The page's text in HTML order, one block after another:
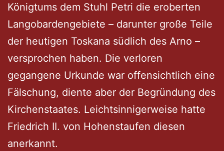
Königtums dem Stuhl Petri die eroberten
Langobardengebiete – darunter große Teile
der heutigen Toskana südlich des Arno –
versprochen haben. Die verloren
gegangene Urkunde war offensichtlich eine
Fälschung, diente aber der Begründung des
Kirchenstaates. Leichtsinnigerweise hatte
Friedrich II. von Hohenstaufen diesen
anerkannt.